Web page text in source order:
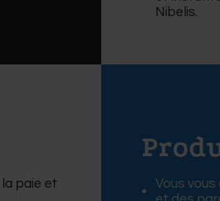
Nibelis.
paie et
Vous